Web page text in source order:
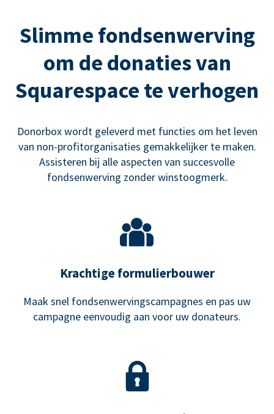
Slimme fondsenwerving
om de donaties van
Squarespace te verhogen
Donorbox wordt geleverd met functies om het leven
van non-profitorganisaties gemakkelijker te maken.
Assisteren bij alle aspecten van succesvolle
fondsenwerving zonder winstoogmerk.
Krachtige formulierbouwer
Maak snel fondsenwervingscampagnes en pas uw
campagne eenvoudig aan voor uw donateurs.